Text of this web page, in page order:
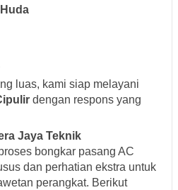
luas, kami siap melayani
dengan respons yang
Jaya Teknik
bongkar pasang AC
dan perhatian ekstra untuk
perangkat. Berikut